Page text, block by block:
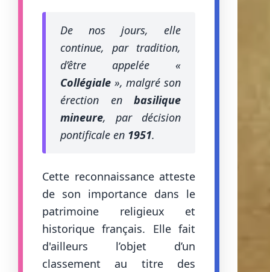
De nos jours, elle
continue, par tradition,
d’être appelée «
Collégiale », malgré son
érection enbasilique
mineure, par décision
pontificale en 1951.
Cette reconnaissance atteste
de son importance dans le
patrimoine religieux et
historique français. Elle fait
d'ailleurs l’objet d’un
classement au titre des